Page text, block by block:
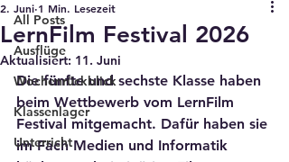
All Posts
Ausflüge
Wochenrückblick
Klassenlager
Unterricht
LernFilm Festival 2026
2. Juni 1 Min. Lesezeit
Aktualisiert: 11. Juni
Die fünfte und sechste Klasse haben
beim Wettbewerb vom LernFilm
Festival mitgemacht. Dafür haben sie
im Fach Medien und Informatik